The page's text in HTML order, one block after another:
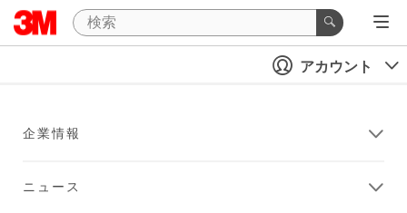
アカウント
企業情報
ニュース